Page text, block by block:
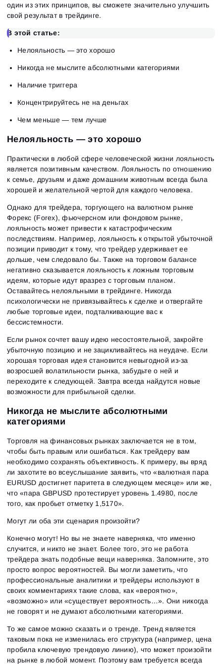
один из этих принципов, вы сможете значительно улучшить
свой результат в трейдинге.
В этой статье:
Нелояльность — это хорошо
Никогда не мыслите абсолютными категориями
Наличие триггера
Концентрируйтесь не на деньгах
Чем меньше — тем лучше
Нелояльность — это хорошо
Практически в любой сфере человеческой жизни лояльность
является позитивным качеством. Лояльность по отношению
к семье, друзьям и даже домашним животным всегда была
хорошей и желательной чертой для каждого человека.
Однако для трейдера, торгующего на валютном рынке
Форекс (Forex), фьючерсном или фондовом рынке,
лояльность может привести к катастрофическим
последствиям. Например, лояльность к открытой убыточной
позиции приводит к тому, что трейдер удерживает ее
дольше, чем следовало бы. Также на торговом балансе
негативно сказывается лояльность к ложным торговым
идеям, которые идут вразрез с торговым планом.
Оставайтесь нелояльными в трейдинге. Никогда
психологически не привязывайтесь к сделке и отвергайте
любые торговые идеи, подталкивающие вас к
бессистемности.
Если рынок сочтет вашу идею несостоятельной, закройте
убыточную позицию и не зацикливайтесь на неудаче. Если
хорошая торговая идея становится невыгодной из-за
возросшей волатильности рынка, забудьте о ней и
переходите к следующей. Завтра всегда найдутся новые
возможности для прибыльной сделки.
Никогда не мыслите абсолютными
категориями
Торговля на финансовых рынках заключается не в том,
чтобы быть правым или ошибаться. Как трейдеру вам
необходимо сохранять объективность. К примеру, вы вряд
ли захотите во всеуслышание заявить, что «валютная пара
EURUSD достигнет паритета в следующем месяце» или же,
что «пара GBPUSD протестирует уровень 1.4980, после
того, как пробьет отметку 1,5170».
Могут ли оба эти сценария произойти?
Конечно могут! Но вы не знаете наверняка, что именно
случится, и никто не знает. Более того, это не работа
трейдера знать подобные вещи наверняка. Запомните, это
просто вопрос вероятностей. Вы могли заметить, что
профессиональные аналитики и трейдеры используют в
своих комментариях такие слова, как «вероятно»,
«возможно» или «существует вероятность…». Они никогда
не говорят и не думают абсолютными категориями.
То же самое можно сказать и о тренде. Тренд является
таковым пока не изменилась его структура (например, цена
пробила ключевую трендовую линию), что может произойти
на рынке в любой момент. Поэтому вам требуется всегда